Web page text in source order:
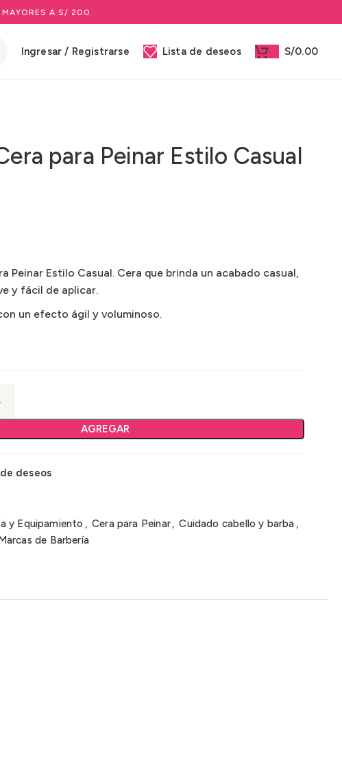
MAYORES A S/ 200
Ingresar / Registrarse Lista de deseos S/0.00
para Peinar Estilo Casual
Peinar Estilo Casual. Cera que brinda un acabado casual,
y fácil de aplicar.
un efecto ágil y voluminoso.
AGREGAR
deseos
y Equipamiento , Cera para Peinar, Cuidado cabello y barba ,
de Barbería